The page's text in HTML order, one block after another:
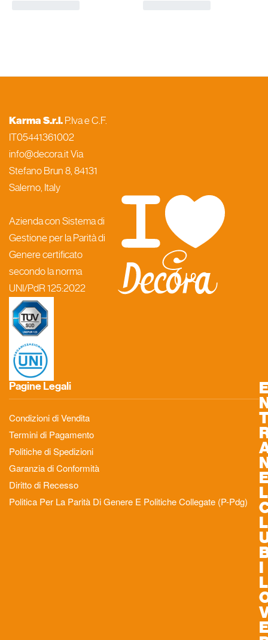
Karma S.r.l. P.Iva e C.F.
IT05441361002
info@decora.it Via
Stefano Brun 8, 84131
Salerno, Italy
Azienda con Sistema di
Gestione per la Parità di
Genere certificato
secondo la norma
UNI/PdR 125:2022
Pagine Legali
Condizioni di Vendita
Termini di Pagamento
Politiche di Spedizioni
Garanzia di Conformità
Diritto di Recesso
Politica Per La Parità Di Genere E Politiche Collegate (P-Pdg)
L
L
I
L